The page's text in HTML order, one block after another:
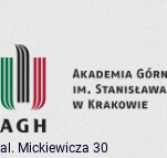
al. Mickiewicza 30